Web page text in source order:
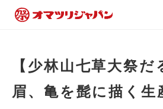
【少林山七草大祭だ
眉、亀を髭に描く生